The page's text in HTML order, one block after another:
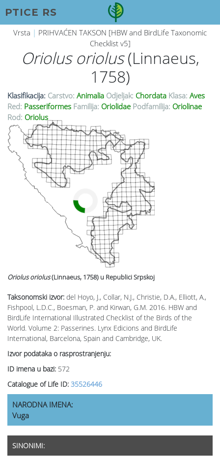
PTICE RS
Vrsta | PRIHVAĆEN TAKSON [HBW and BirdLife Taxonomic
Checklist v5]
Oriolus oriolus(Linnaeus,
1758)
Klasifikacija: Carstvo: Animalia Odjeljak: Chordata Klasa: Aves
Red: Passeriformes Familija: Oriolidae Podfamilija: Oriolinae
Rod: Oriolus
Taksonomski izvor: del Hoyo, J., Collar, N.J., Christie, D.A., Elliott, A.,
Fishpool, L.D.C., Boesman, P. and Kirwan, G.M. 2016. HBW and
BirdLife International Illustrated Checklist of the Birds of the
World. Volume 2: Passerines. Lynx Edicions and BirdLife
International, Barcelona, Spain and Cambridge, UK.
Izvor podataka o rasprostranjenju:
ID imena u bazi: 572
Catalogue of Life ID: 35526446
Oriolus oriolus(Linnaeus, 1758) u Republici Srpskoj
NARODNA IMENA:
Vuga
SINONIMI: